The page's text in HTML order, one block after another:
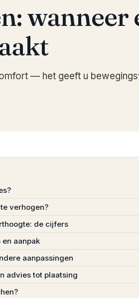
wanneer
— het geeft u
verhogen?
de cijfers
aanpak
aanpassingen
advies tot plaatsing